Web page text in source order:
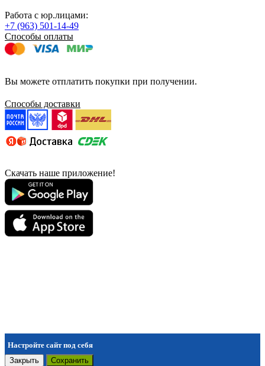
Работа с юр.лицами:
+7 (963) 501-14-49
Способы оплаты
Вы можете отплатить покупки при получении.
Способы доставки
Скачать наше приложение!
Настройте сайт под себя
Закрыть
Сохранить